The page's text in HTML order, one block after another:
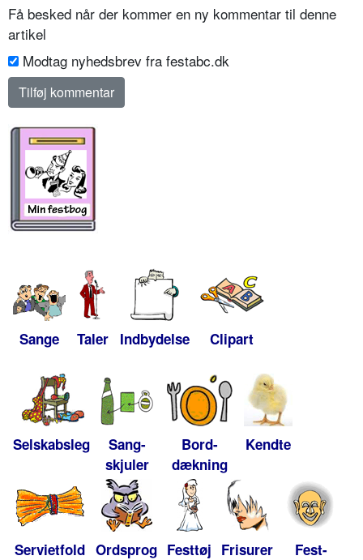
Få besked når der kommer en ny kommentar til denne
artikel
Modtag nyhedsbrev fra festabc.dk
Sange Taler Indbydelse Clipart
Selskabsleg
Sang-
skjuler
Bord-
dækning
Kendte
Servietfold Ordsprog Festtøj Frisurer
Fest-